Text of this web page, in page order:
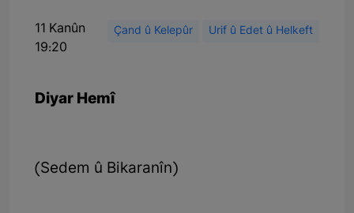
11 Kanûn
19:20
Çand û Kelepûr Urif û Edet û Helkeft
Diyar Hemî
(Sedem û Bikaranîn)